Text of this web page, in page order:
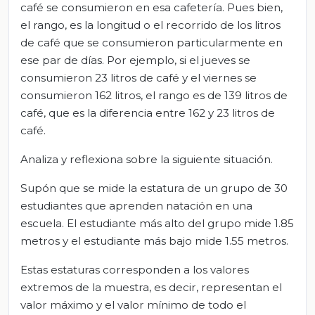
café se consumieron en esa cafetería. Pues bien,
el rango, es la longitud o el recorrido de los litros
de café que se consumieron particularmente en
ese par de días. Por ejemplo, si el jueves se
consumieron 23 litros de café y el viernes se
consumieron 162 litros, el rango es de 139 litros de
café, que es la diferencia entre 162 y 23 litros de
café.
Analiza y reflexiona sobre la siguiente situación.
Supón que se mide la estatura de un grupo de 30
estudiantes que aprenden natación en una
escuela. El estudiante más alto del grupo mide 1.85
metros y el estudiante más bajo mide 1.55 metros.
Estas estaturas corresponden a los valores
extremos de la muestra, es decir, representan el
valor máximo y el valor mínimo de todo el